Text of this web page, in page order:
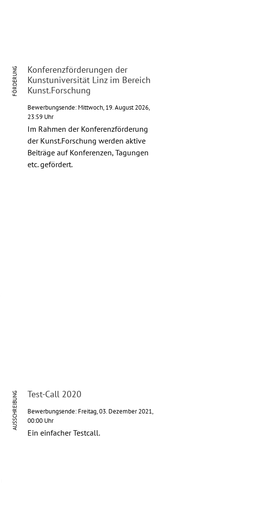
FÖRDERUNG
Konferenzförderungen der
Kunstuniversität Linz im Bereich
Kunst.Forschung
Bewerbungsende: Mittwoch, 19. August 2026,
23:59 Uhr
Im Rahmen der Konferenzförderung
der Kunst.Forschung werden aktive
Beiträge auf Konferenzen, Tagungen
etc. gefördert.
AUSSCHREIBUNG Test-Call 2020
Bewerbungsende: Freitag, 03. Dezember 2021,
00:00 Uhr
Ein einfacher Testcall.